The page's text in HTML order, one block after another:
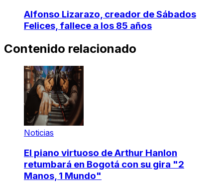
Alfonso Lizarazo, creador de Sábados
Felices, fallece a los 85 años
Contenido relacionado
Noticias
El piano virtuoso de Arthur Hanlon
retumbará en Bogotá con su gira "2
Manos, 1 Mundo"